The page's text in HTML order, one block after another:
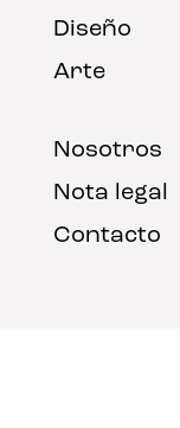
Diseño
Arte
Nosotros
Nota legal
Contacto